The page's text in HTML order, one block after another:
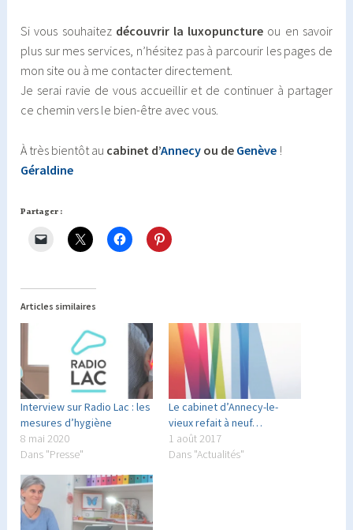
Si vous souhaitez découvrir la luxopuncture ou en savoir
plus sur mes services, n’hésitez pas à parcourir les pages de
mon site ou à me contacter directement.
Je serai ravie de vous accueillir et de continuer à partager
ce chemin vers le bien-être avec vous.
À très bientôt au cabinet d’Annecy ou de Genève !
Géraldine
Partager :
Articles similaires
Interview sur Radio Lac : les
mesures d’hygiène
8 mai 2020
Dans "Presse"
Le cabinet d’Annecy-le-
vieux refait à neuf…
1 août 2017
Dans "Actualités"